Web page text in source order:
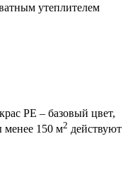
утеплителем
PE – базовый цвет,
менее 150 м2 действуют